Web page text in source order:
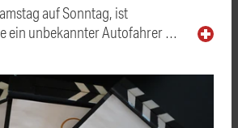
auf Sonntag, ist
ein unbekannter Autofahrer …